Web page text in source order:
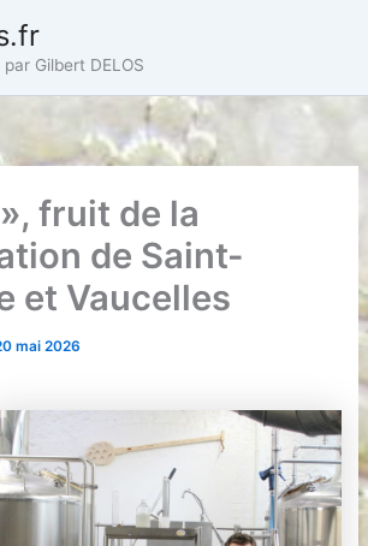
Gilbert DELOS
fruit de la
de Saint-
et Vaucelles
mai 2026